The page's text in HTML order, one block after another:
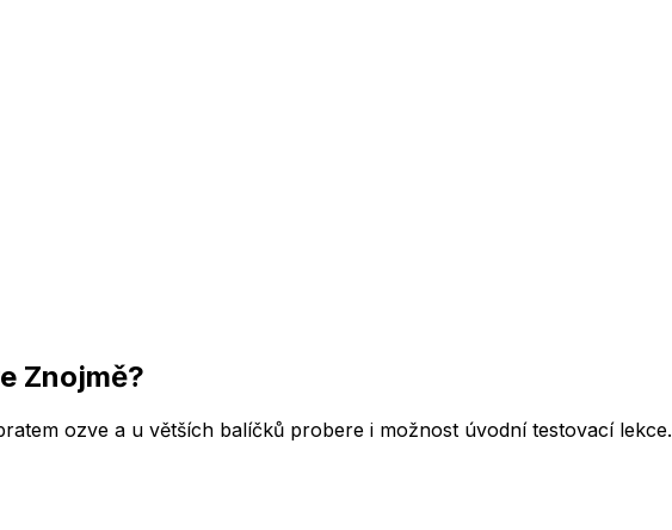
Znojmě?
ozve a u větších balíčků probere i možnost úvodní testovací lekce.